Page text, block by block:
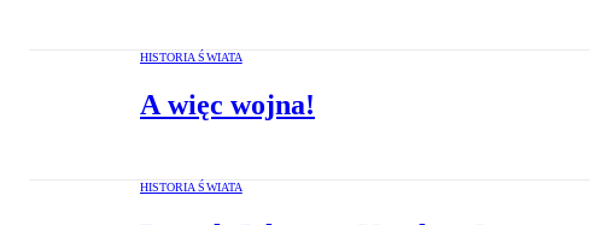
HISTORIA ŚWIATA
A więc wojna!
HISTORIA ŚWIATA